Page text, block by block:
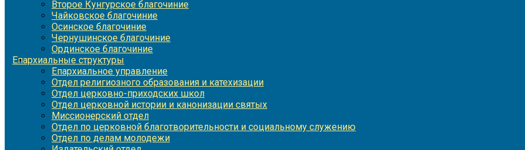
Второе Кунгурское благочиние
Чайковское благочиние
Осинское благочиние
Чернушинское благочиние
Ординское благочиние
Епархиальные структуры
Епархиальное управление
Отдел религиозного образования и катехизации
Отдел церковно-приходских школ
Отдел церковной истории и канонизации святых
Миссионерский отдел
Отдел по церковной благотворительности и социальному служению
Отдел по делам молодежи